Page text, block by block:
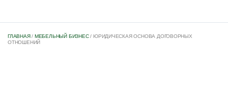
ГЛАВНАЯ/ МЕБЕЛЬНЫЙ БИЗНЕС/ ЮРИДИЧЕСКАЯ ОСНОВА ДОГОВОРНЫХ
ОТНОШЕНИЙ